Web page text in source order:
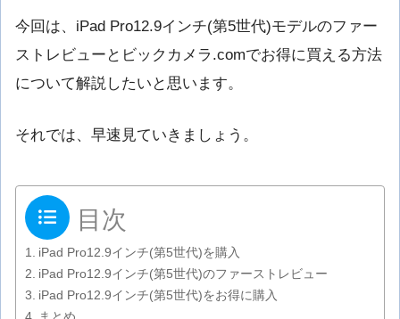
今回は、iPad Pro12.9インチ(第5世代)モデルのファー
ストレビューとビックカメラ.comでお得に買える方法
について解説したいと思います。
それでは、早速見ていきましょう。
目次
iPad Pro12.9インチ(第5世代)を購入
iPad Pro12.9インチ(第5世代)のファーストレビュー
iPad Pro12.9インチ(第5世代)をお得に購入